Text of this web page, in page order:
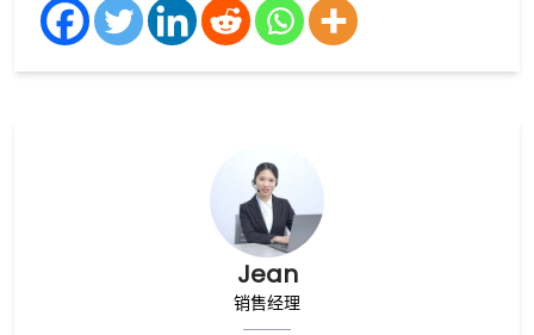
Jean
销售经理